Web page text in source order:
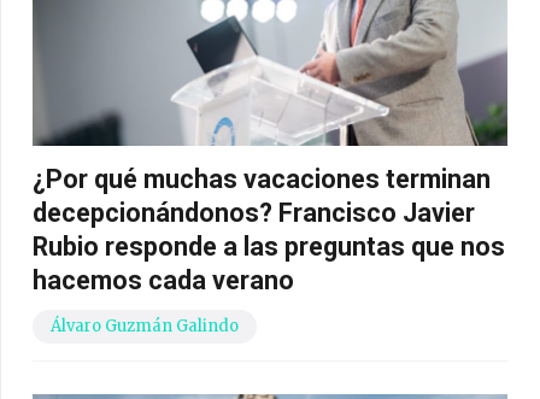
¿Por qué muchas vacaciones terminan
decepcionándonos? Francisco Javier
Rubio responde a las preguntas que nos
hacemos cada verano
Álvaro Guzmán Galindo